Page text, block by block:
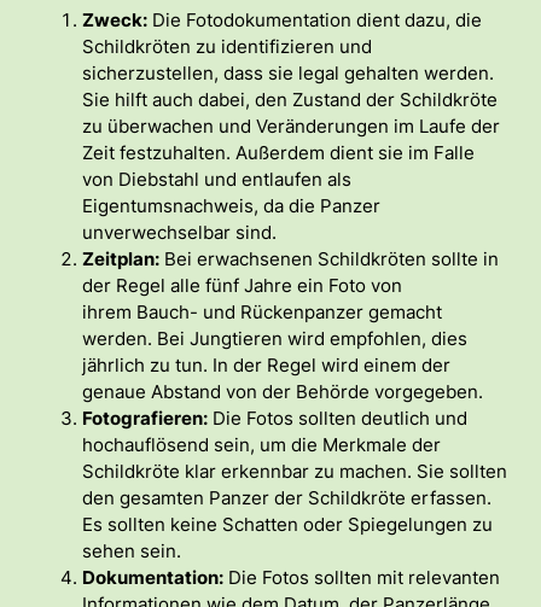
Zweck: Die Fotodokumentation dient dazu, die
Schildkröten zu identifizieren und
sicherzustellen, dass sie legal gehalten werden.
Sie hilft auch dabei, den Zustand der Schildkröte
zu überwachen und Veränderungen im Laufe der
Zeit festzuhalten. Außerdem dient sie im Falle
von Diebstahl und entlaufen als
Eigentumsnachweis, da die Panzer
unverwechselbar sind.
Zeitplan: Bei erwachsenen Schildkröten sollte in
der Regel alle fünf Jahre ein Foto von
ihrem Bauch- und Rückenpanzer gemacht
werden. Bei Jungtieren wird empfohlen, dies
jährlich zu tun. In der Regel wird einem der
genaue Abstand von der Behörde vorgegeben.
Fotografieren: Die Fotos sollten deutlich und
hochauflösend sein, um die Merkmale der
Schildkröte klar erkennbar zu machen. Sie sollten
den gesamten Panzer der Schildkröte erfassen.
Es sollten keine Schatten oder Spiegelungen zu
sehen sein.
Dokumentation: Die Fotos sollten mit relevanten